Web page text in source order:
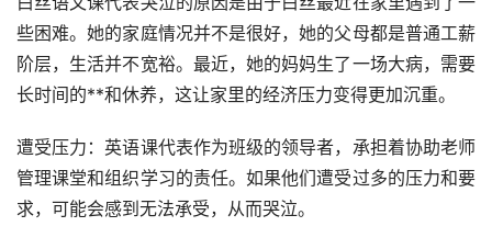
些困难。她的家庭情况并不是很好，她的父母都是普通工薪
阶层，生活并不宽裕。最近，她的妈妈生了一场大病，需要
长时间的**和休养，这让家里的经济压力变得更加沉重。
遭受压力：英语课代表作为班级的领导者，承担着协助老师
管理课堂和组织学习的责任。如果他们遭受过多的压力和要
求，可能会感到无法承受，从而哭泣。